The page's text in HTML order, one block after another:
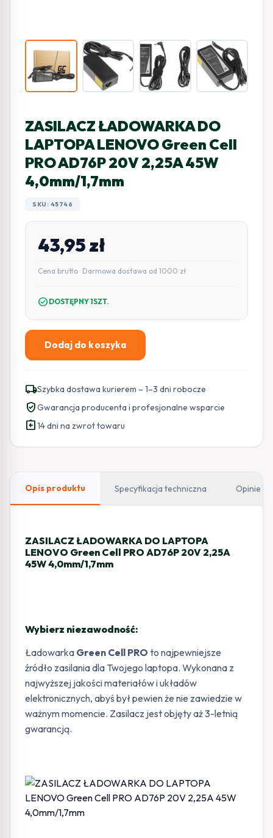
ZASILACZ ŁADOWARKA DO
LAPTOPA LENOVO Green Cell
PRO AD76P 20V 2,25A 45W
4,0mm/1,7mm
SKU: 45746
43,95zł
Cena brutto · Darmowa dostawa od 1000 zł
check_circle DOSTĘPNY 1SZT.
ilość
DO
LAPTOPA
LENOVO
AD76P
4,0mm/1,7mm
Dodaj do koszyka
local_shippingSzybka dostawa kurierem – 1–3 dni robocze
verified_userGwarancja producenta i profesjonalne wsparcie
assignment_return14 dni na zwrot towaru
Opis produktu Specyfikacja techniczna Opinie
ZASILACZ ŁADOWARKA DO LAPTOPA
LENOVO Green Cell PRO AD76P 20V 2,25A
45W 4,0mm/1,7mm
Wybierz niezawodność:
Ładowarka Green Cell PRO to najpewniejsze
źródło zasilania dla Twojego laptopa. Wykonana z
najwyższej jakości materiałów i układów
elektronicznych, abyś był pewien że nie zawiedzie w
ważnym momencie. Zasilacz jest objęty aż 3-letnią
gwarancją.